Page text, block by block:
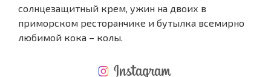
солнцезащитный крем, ужин на двоих в
приморском ресторанчике и бутылка всемирно
любимой кока – колы.